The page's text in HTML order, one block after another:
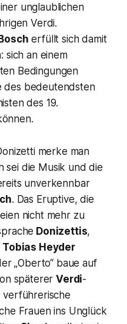
unglaublichen
Verdi.
erfüllt sich damit
sich an einem
Bedingungen
des bedeutendsten
des 19.
merke man
sei die Musik und die
unverkennbar
. Das Eruptive, die
nicht mehr zu
Donizettis,
Tobias Heyder
„Oberto“ baue auf
spätererVerdi-
verführerische
Frauen ins Unglück